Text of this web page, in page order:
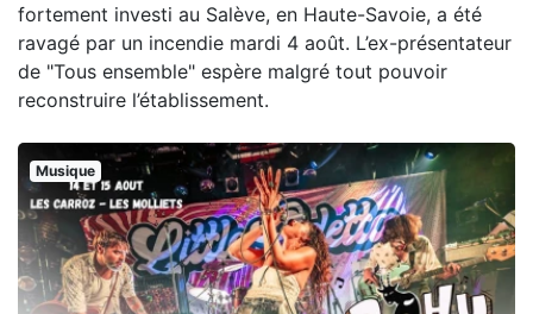
fortement investi au Salève, en Haute-Savoie, a été
ravagé par un incendie mardi 4 août. L’ex-présentateur
de "Tous ensemble" espère malgré tout pouvoir
reconstruire l’établissement.
Musique